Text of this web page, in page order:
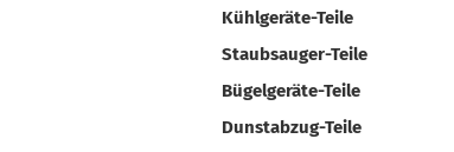
Kühlgeräte-Teile
Staubsauger-Teile
Bügelgeräte-Teile
Dunstabzug-Teile